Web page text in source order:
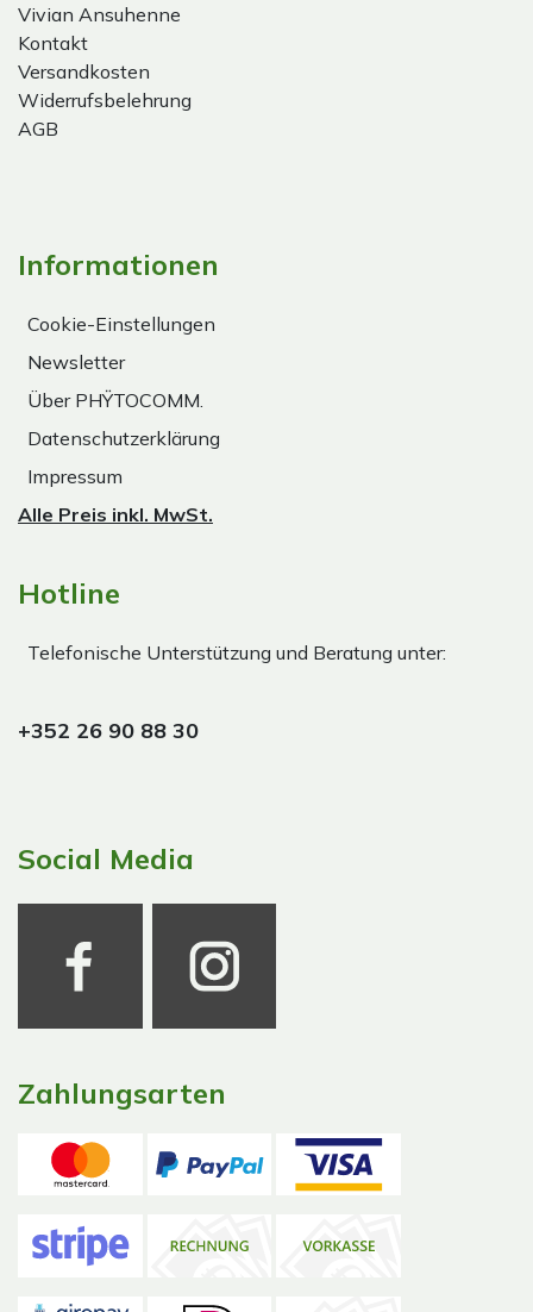
Vivian Ansuhenne
Kontakt
Versandkosten
Widerrufsbelehrung
AGB
Informationen
Cookie-Einstellungen
Newsletter
Über PHŸTOCOMM.
Datenschutzerklärung
Impressum
Alle Preis inkl. MwSt.
Hotline
Telefonische Unterstützung und Beratung unter:
+352 26 90 88 30
Social Media
Zahlungsarten